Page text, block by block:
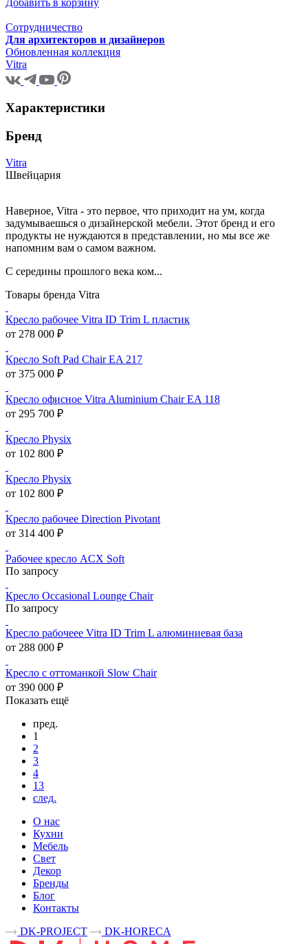
Добавить в корзину
Сотрудничество
Для архитекторов и дизайнеров
Обновленная коллекция
Vitra
Характеристики
Бренд
Vitra
Швейцария
Наверное, Vitra - это первое, что приходит на ум, когда
задумываешься о дизайнерской мебели. Этот бренд и его
продукты не нуждаются в представлении, но мы все же
напомним вам о самом важном.
С середины прошлого века ком...
Товары бренда Vitra
Кресло рабочее Vitra ID Trim L пластик
от 278 000 ₽
Кресло Soft Pad Chair EA 217
от 375 000 ₽
Кресло офисное Vitra Aluminium Chair EA 118
от 295 700 ₽
Кресло Physix
от 102 800 ₽
Кресло Physix
от 102 800 ₽
Кресло рабочее Direction Pivotant
от 314 400 ₽
Рабочее кресло ACX Soft
По запросу
Кресло Occasional Lounge Chair
По запросу
Кресло рабочеее Vitra ID Trim L алюминиевая база
от 288 000 ₽
Кресло с оттоманкой Slow Chair
от 390 000 ₽
Показать ещё
пред.
1
2
3
4
13
след.
О нас
Кухни
Мебель
Свет
Декор
Бренды
Блог
Контакты
DK-PROJECT
DK-HORECA